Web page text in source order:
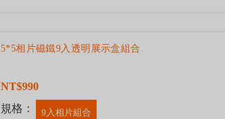
5*5相片磁鐵9入透明展示盒組合
NT$990
規格：
9入相片組合